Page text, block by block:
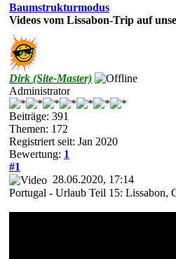
Baumstrukturmodus
Videos vom Lissabon-Trip auf
Dirk (Site-Master)
Administrator
Beiträge: 391
Themen: 172
Registriert seit: Jan 2020
Bewertung: 1
#1
28.06.2020, 17:14
Portugal - Urlaub Teil 15: Lissabon,